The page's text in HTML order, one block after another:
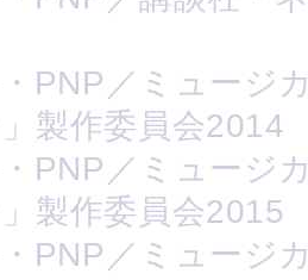
PNP／ミュージ
製作委員会2014
PNP／ミュージ
製作委員会2015
PNP／ミュージ